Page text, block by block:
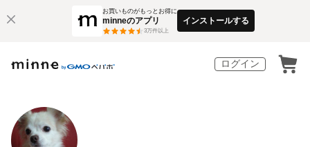
お買いものがもっとお得に
minneのアプリ
3万件以上
インストールする
ログイン